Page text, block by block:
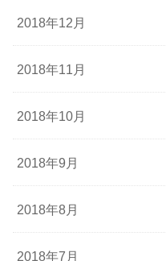
2018年12月
2018年11月
2018年10月
2018年9月
2018年8月
2018年7月